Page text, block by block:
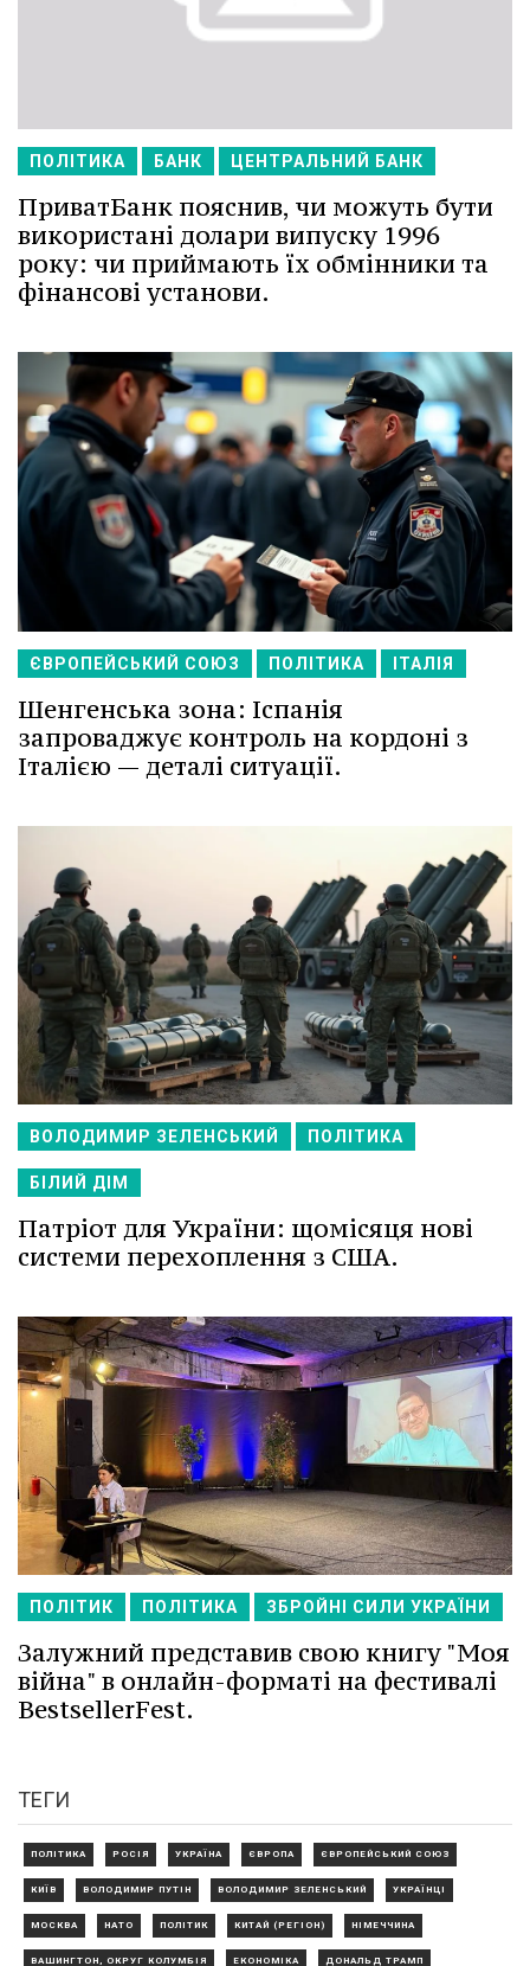
ПОЛІТИКА БАНК ЦЕНТРАЛЬНИЙ БАНК
ПриватБанк пояснив, чи можуть бути
використані долари випуску 1996
року: чи приймають їх обмінники та
фінансові установи.
ЄВРОПЕЙСЬКИЙ СОЮЗ ПОЛІТИКА ІТАЛІЯ
Шенгенська зона: Іспанія
запроваджує контроль на кордоні з
Італією — деталі ситуації.
ВОЛОДИМИР ЗЕЛЕНСЬКИЙ ПОЛІТИКА
БІЛИЙ ДІМ
Патріот для України: щомісяця нові
системи перехоплення з США.
ПОЛІТИК ПОЛІТИКА ЗБРОЙНІ СИЛИ УКРАЇНИ
Залужний представив свою книгу "Моя
війна" в онлайн-форматі на фестивалі
BestsellerFest.
ТЕГИ
ПОЛІТИКА РОСІЯ УКРАЇНА ЄВРОПА ЄВРОПЕЙСЬКИЙ СОЮЗ
КИЇВ ВОЛОДИМИР ПУТІН ВОЛОДИМИР ЗЕЛЕНСЬКИЙ УКРАЇНЦІ
МОСКВА НАТО ПОЛІТИК КИТАЙ (РЕГІОН) НІМЕЧЧИНА
ВАШИНГТОН, ОКРУГ КОЛУМБІЯ ЕКОНОМІКА ДОНАЛЬД ТРАМП